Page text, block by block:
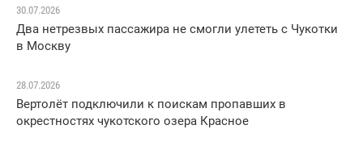
30.07.2026
Два нетрезвых пассажира не смогли улететь с Чукотки
в Москву
28.07.2026
Вертолёт подключили к поискам пропавших в
окрестностях чукотского озера Красное